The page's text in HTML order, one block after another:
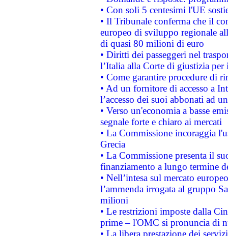
• Con soli 5 centesimi l'UE
• Il Tribunale conferma che il
europeo di sviluppo regionale
di quasi 80 milioni di euro
• Diritti dei passeggeri nel
l’Italia alla Corte di giustizia
• Come garantire procedure di
• Ad un fornitore di accesso a
l’accesso dei suoi abbonati ad
• Verso un'economia a basse
segnale forte e chiaro ai mercati
• La Commissione incoraggia
Grecia
• La Commissione presenta il
finanziamento a lungo termine
• Nell’intesa sul mercato
l’ammenda irrogata al gruppo
milioni
• Le restrizioni imposte dalla
prime – l'OMC si pronuncia di
• La libera prestazione dei